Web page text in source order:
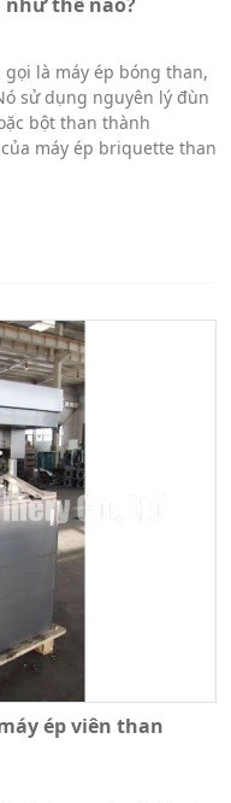
là máy ép bóng than,
sử dụng nguyên lý đùn
bột than thành
máy ép briquette than
ép viên than